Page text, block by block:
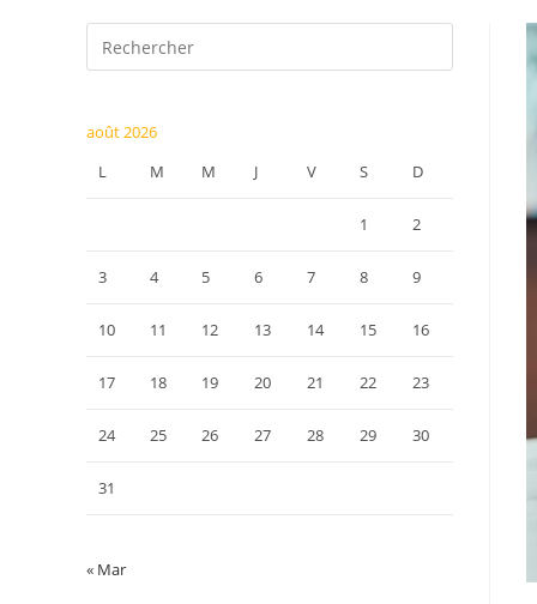
Escape
août 2026
L
M M J V S D
1 2
3 4 5 6 7 8 9
10 11 12 13 14 15 16
17 18 19 20 21 22 23
24 25 26 27 28 29 30
31
« Mar